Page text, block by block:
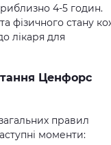
4-5 годин.
фізичного стану
лікаря для
Ценфорс
правил
моменти: